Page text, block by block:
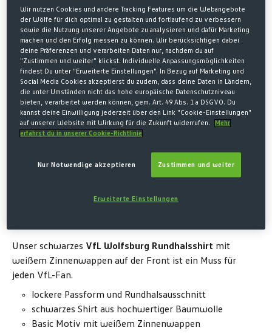
* Preise inkl. MwSt. zzgl. Versandkosten
Größe nicht mehr verfügbar
GRÖSSE AUSWÄHLEN
XS(Diese Option ist zurzeit nicht verfügbar.)
S M(Diese Option ist zurzeit
L(Diese Option ist
XL(Diese
2XL(Diese Option ist zurzeit nicht verfügbar.)
Unser schwarzes VfL Wolfsburg Rundhalsshirt mit
weißem Zinnenwappen auf der Front ist ein Muss für
jeden VfL-Fan.
lockere Passform und Rundhalsausschnitt
schwarzes Shirt aus hochwertiger Baumwolle
Basic Motiv mit weißem Zinnenwappen
Wir nutzen Cookies und andere Tracking Features um die Webangebote
der Wölfe für dich optimal zu gestalten und fortlaufend zu verbessern
sowie die Nutzung unserer Angebote zu analysieren und dafür Marketing
machen und den Erfolg messen zu können. Wir berücksichtigen dabei
deine Präferenzen und verarbeiten Daten nur, nachdem du auf
"Zustimmen und weiter" klickst. Individuelle Anpassungsmöglichkeiten
findest Du unter "Erweiterte Einstellungen". In Bezug auf Marketing und
Social Media Cookies akzeptierst du zudem, dass deine Daten in Ländern,
die unter Umständen nicht das hohe europäische Datenschutzniveau
bieten, verarbeitet werden können, gem. Art. 49 Abs. 1 a DSGVO. Du
kannst deine Einwilligung jederzeit über den Link "Cookie-Einstellungen"
auf unserer Website mit Wirkung für die Zukunft widerrufen.
Mehr
erfährst du in unserer Cookie-Richtlinie
Nur Notwendige akzeptieren Zustimmen und weiter
Erweiterte Einstellungen